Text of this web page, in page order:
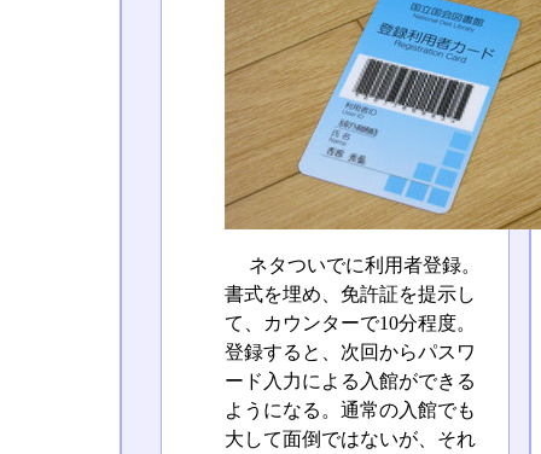
ネタついでに利用者登録。
書式を埋め、免許証を提示し
て、カウンターで10分程度。
登録すると、次回からパスワ
ード入力による入館ができる
ようになる。通常の入館でも
大して面倒ではないが、それ